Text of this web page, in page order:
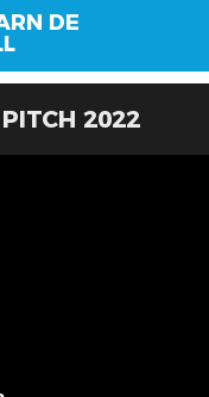
DE
2022